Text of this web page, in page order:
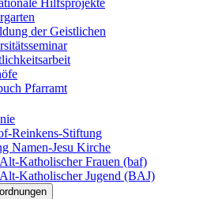
Hilfsprojekte
der Geistlichen
Pfarramt
Reinkens-Stiftung
Namen-Jesu Kirche
Katholischer Frauen (baf)
Katholischer Jugend (BAJ)